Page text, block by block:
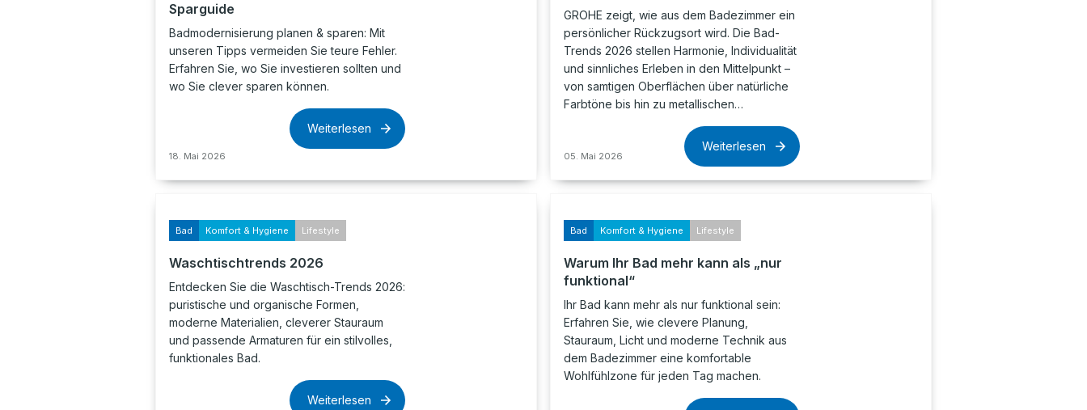
Sparguide
Badmodernisierung planen & sparen: Mit
unseren Tipps vermeiden Sie teure Fehler.
Erfahren Sie, wo Sie investieren sollten und
wo Sie clever sparen können.
18. Mai 2026
Weiterlesen
GROHE zeigt, wie aus dem Badezimmer ein
persönlicher Rückzugsort wird. Die Bad-
Trends 2026 stellen Harmonie, Individualität
und sinnliches Erleben in den Mittelpunkt –
von samtigen Oberflächen über natürliche
Farbtöne bis hin zu metallischen…
05. Mai 2026
Weiterlesen
Bad Komfort & Hygiene Lifestyle
Waschtischtrends 2026
Entdecken Sie die Waschtisch-Trends 2026:
puristische und organische Formen,
moderne Materialien, cleverer Stauraum
und passende Armaturen für ein stilvolles,
funktionales Bad.
Weiterlesen
Bad Komfort & Hygiene Lifestyle
Warum Ihr Bad mehr kann als „nur
funktional“
Ihr Bad kann mehr als nur funktional sein:
Erfahren Sie, wie clevere Planung,
Stauraum, Licht und moderne Technik aus
dem Badezimmer eine komfortable
Wohlfühlzone für jeden Tag machen.